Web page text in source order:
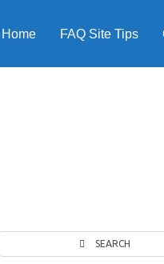
Home FAQ Site Tips
SEARCH